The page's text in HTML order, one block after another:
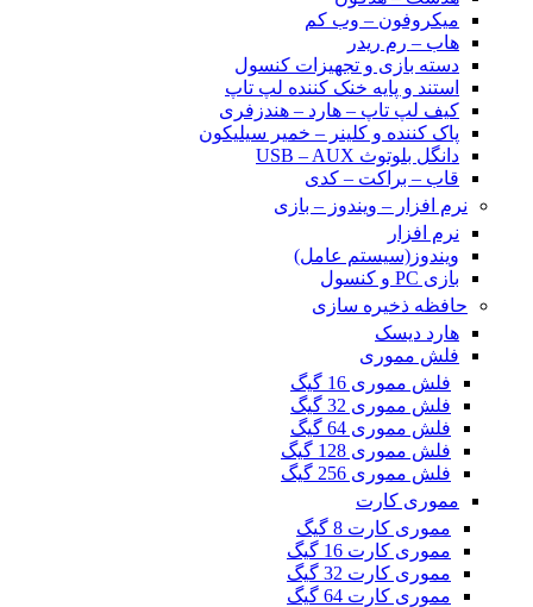
میکروفون – وب کم
هاب – رم ریدر
دسته بازی و تجهیزات کنسول
استند و پایه خنک کننده لپ تاپ
کیف لپ تاپ – هارد – هندزفری
پاک کننده و کلینر – خمیر سیلیکون
دانگل بلوتوث USB – AUX
قاب – براکت – کدی
نرم افزار – ویندوز – بازی
نرم افزار
ویندوز(سیستم عامل)
بازی PC و کنسول
حافظه ذخیره سازی
هارد دیسک
فلش مموری
فلش مموری 16 گیگ
فلش مموری 32 گیگ
فلش مموری 64 گیگ
فلش مموری 128 گیگ
فلش مموری 256 گیگ
مموری کارت
مموری کارت 8 گیگ
مموری کارت 16 گیگ
مموری کارت 32 گیگ
مموری کارت 64 گیگ